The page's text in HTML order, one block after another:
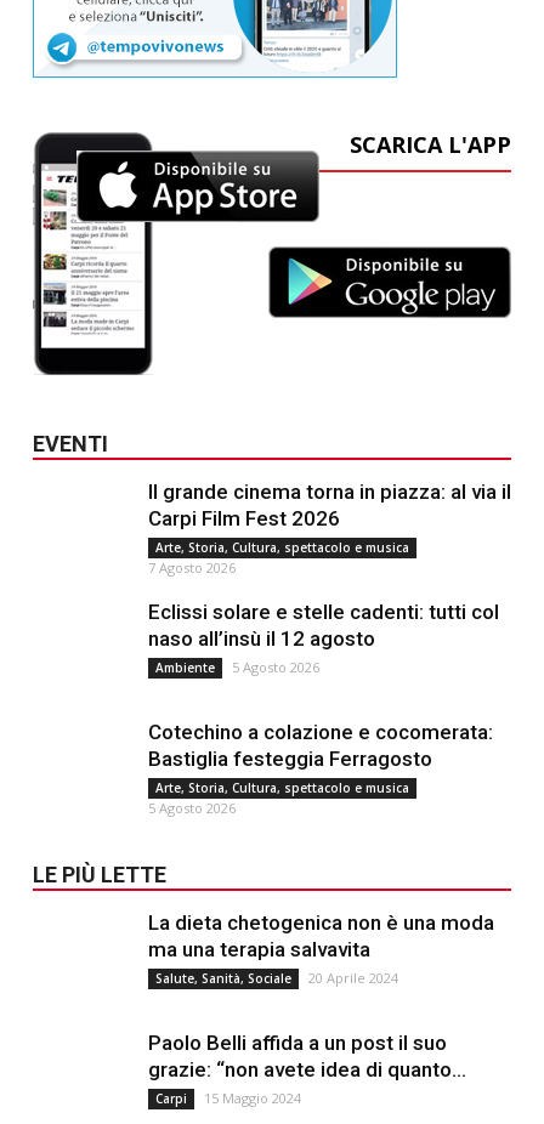
SCARICA L'APP
EVENTI
Il grande cinema torna in piazza: al via il
Carpi Film Fest 2026
Arte, Storia, Cultura, spettacolo e musica
7 Agosto 2026
Eclissi solare e stelle cadenti: tutti col
naso all’insù il 12 agosto
Ambiente 5 Agosto 2026
Cotechino a colazione e cocomerata:
Bastiglia festeggia Ferragosto
Arte, Storia, Cultura, spettacolo e musica
5 Agosto 2026
LE PIÙ LETTE
La dieta chetogenica non è una moda
ma una terapia salvavita
Salute, Sanità, Sociale 20 Aprile 2024
Paolo Belli affida a un post il suo
grazie: “non avete idea di quanto...
Carpi 15 Maggio 2024